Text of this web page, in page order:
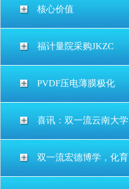
核心价值
福计量院采购JKZC
PVDF压电薄膜极化
喜讯：双一流云南大学
双一流宏德博学，化育